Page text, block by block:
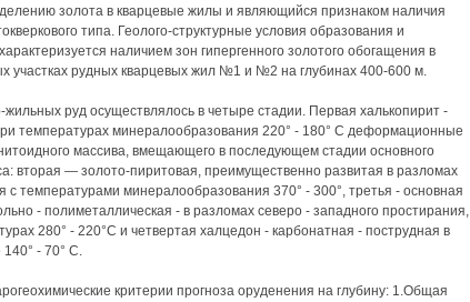
золота в кварцевые жилы и являющийся признаком наличия
типа. Геолого-структурные условия образования и
наличием зон гипергенного золотого обогащения в
участках рудных кварцевых жил №1 и №2 на глубинах 400-600 м.
руд осуществлялось в четыре стадии. Первая халькопирит -
температурах минералообразования 220° - 180° С деформационные
массива, вмещающего в последующем стадии основного
вторая — золото-пиритовая, преимущественно развитая в разломах
с температурами минералообразования 370° - 300°, третья - основная
- полиметаллическая - в разломах северо - западного простирания,
280° - 220°С и четвертая халцедон - карбонатная - пострудная в
- 70° С.
критерии прогноза оруденения на глубину: 1.Общая